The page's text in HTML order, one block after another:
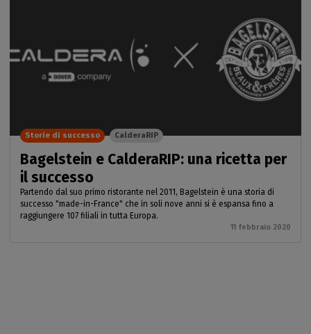
Bagelstein e CalderaRIP: una ricetta per
il successo
Partendo dal suo primo ristorante nel 2011, Bagelstein è una storia di
successo "made-in-France" che in soli nove anni si è espansa fino a
raggiungere 107 filiali in tutta Europa.
11 febbraio 2020
Storie di successo CalderaRIP